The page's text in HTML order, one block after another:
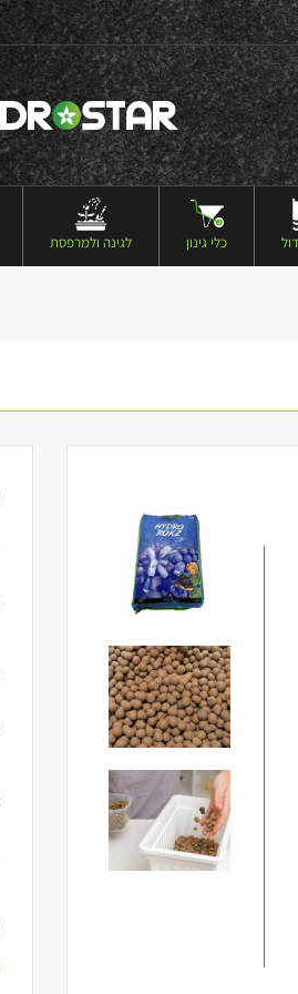
כלי גינון לגינה ולמרפסת